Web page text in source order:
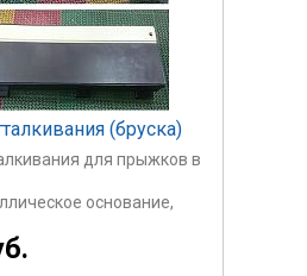
(бруска)
для прыжков в
основание,
из материалов на